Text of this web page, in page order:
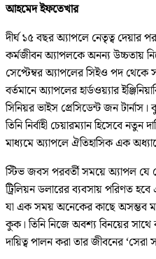
আহমেদ ইফতেখার
দীর্ঘ ১৫ বছর অ্যাপলে নেতৃত্ব দেয়ার
কর্মজীবন অ্যাপলকে অনন্য উচ্চতায়
সেপ্টেম্বর অ্যাপলের সিইও পদ থেকে
বর্তমানে অ্যাপলের হার্ডওয়্যার
সিনিয়র ভাইস প্রেসিডেন্ট জন
তিনি নির্বাহী চেয়ারম্যান হিসেবে
মাধ্যমে অ্যাপলে ঐতিহাসিক এক
স্টিভ জবস পরবর্তী সময়ে অ্যাপল যে
ট্রিলিয়ন ডলারের ব্যবসায় পরিণত
যা এক সময় অনেকের কাছে অসম্ভব
কুক। তিনি নিজে অবশ্য বিনয়ের
দায়িত্ব পালন করা তার জীবনের ‘সেরা